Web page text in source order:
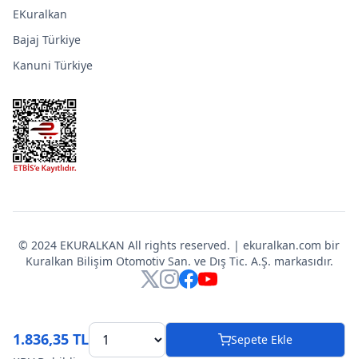
1.836,35 TL Sepete Ekle
EKuralkan
Bajaj Türkiye
Kanuni Türkiye
© 2024 EKURALKAN All rights reserved. | ekuralkan.com bir
Kuralkan Bilişim Otomotiv San. ve Dış Tic. A.Ş. markasıdır.